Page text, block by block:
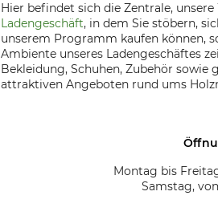
Hier befindet sich die Zentrale,
Ladengeschäft, in dem Sie stöbern,
unserem Programm kaufen können,
Ambiente unseres Ladengeschäftes
Bekleidung, Schuhen, Zubehör sowie
attraktiven Angeboten rund ums
Montag bis
Samstag,